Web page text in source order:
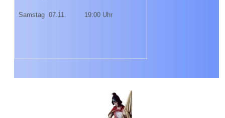
Samstag 07.11. 19:00 Uhr